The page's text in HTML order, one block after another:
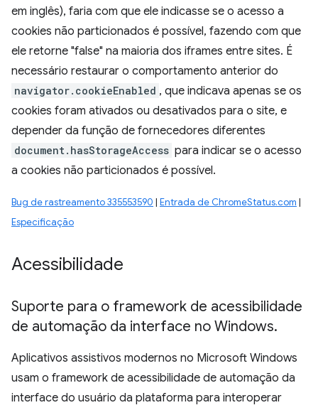
em inglês), faria com que ele indicasse se o acesso a
cookies não particionados é possível, fazendo com que
ele retorne "false" na maioria dos iframes entre sites. É
necessário restaurar o comportamento anterior do
navigator.cookieEnabled , que indicava apenas se os
cookies foram ativados ou desativados para o site, e
depender da função de fornecedores diferentes
document.hasStorageAccess para indicar se o acesso
a cookies não particionados é possível.
Bug de rastreamento 335553590 | Entrada de ChromeStatus.com |
Especificação
Acessibilidade
Suporte para o framework de acessibilidade
de automação da interface no Windows.
Aplicativos assistivos modernos no Microsoft Windows
usam o framework de acessibilidade de automação da
interface do usuário da plataforma para interoperar